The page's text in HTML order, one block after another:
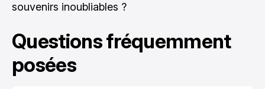
souvenirs inoubliables ?
Questions fréquemment
posées